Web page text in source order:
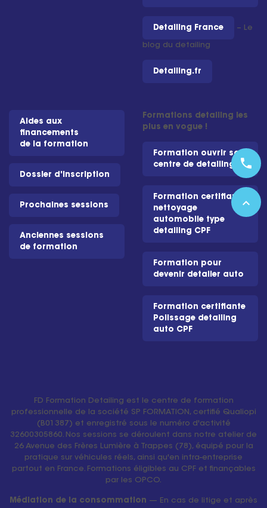
Detailing France – Le
blog du detailing
Detailing.fr
Aides aux
financements
de la formation
Dossier d'inscription
Prochaines sessions
Anciennes sessions
de formation
Formations detailing les
plus en vogue !
Formation ouvrir son
centre de detailing
Formation certifiante
nettoyage
automobile type
detailing CPF
Formation pour
devenir detailer auto
Formation certifiante
Polissage detailing
auto CPF
FD Formation Detailing est le centre de formation
professionnelle de la société SP FORMATION, certifié Qualiopi
(B01387) et enregistré sous le numéro d'activité
32600305860. Nos sessions se déroulent dans notre atelier de
26 Avenue des Frères Lumière à Trappes (78), équipé pour la
pratique sur véhicules réels, ainsi qu'en intra-entreprise
partout en France. Formations éligibles au CPF et finançables
par les OPCO.
Médiation de la consommation — En cas de litige et après
phone
expand_less